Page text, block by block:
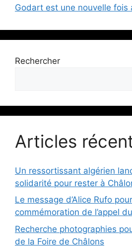
Godart est une nouvelle fois
Rechercher
Articles
Un ressortissant algérien
solidarité pour rester à
Le message d’Alice Rufo
commémoration de l’appel
Recherche photographies
de la Foire de Châlons